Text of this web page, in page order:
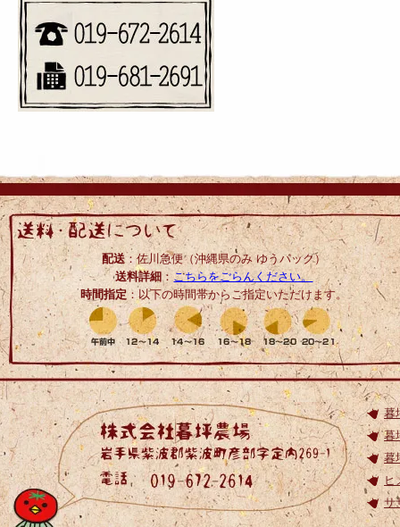
配送：佐川急便（沖縄県のみ ゆうパック）
送料詳細 ：こちらをごらんください。
時間指定 ：以下の時間帯からご指定いただけます。
暮
暮
暮
ヒ
サ